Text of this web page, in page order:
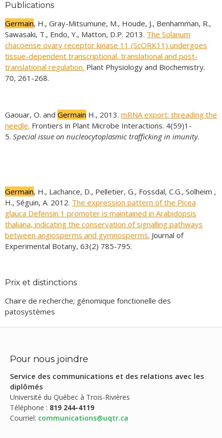
Publications
Germain, H., Gray-Mitsumune, M., Houde, J., Benhamman, R.,
Sawasaki, T., Endo, Y., Matton, D.P. 2013. The Solanum
chacoense ovary receptor kinase 11 (ScORK11) undergoes
tissue-dependent transcriptional, translational and post-
translational regulation. Plant Physiology and Biochemistry.
70, 261-268.
Gaouar, O. and Germain H., 2013. mRNA export: threading the
needle. Frontiers in Plant Microbe Interactions. 4(59)1-
5. Special issue on nucleocytoplasmic trafficking in imunity.
Germain, H., Lachance, D., Pelletier, G., Fossdal, C.G., Solheim ,
H., Séguin, A. 2012. The expression pattern of the Picea
glauca Defensin 1 promoter is maintained in Arabidopsis
thaliana, indicating the conservation of signalling pathways
between angiosperms and gymnosperms. Journal of
Experimental Botany, 63(2) 785-795.
Germain, H., Li, X.Research on molecular plant-microbe
Science and Biotechnology. 5(S1) 115-120.
Germain, H., Na, Q., Cheng, Y.T., Lee, E.K., Huang, Y., Dong,
O.X., Gannon, P., Huang, S., Ding, P., Li, Y., Sack, F., Zhang, Y.,
and Li, X. 2010.MOS11: a new component in the mRNA export
pathway. PLoS Genetics.
Prix et distinctions
Chaire de recherche; génomique fonctionelle des
patosystèmes
Pour nous joindre
Service des communications et des relations avec les
diplômés
Université du Québec à Trois-Rivières
Téléphone : 819 244-4119
Courriel: communications@uqtr.ca